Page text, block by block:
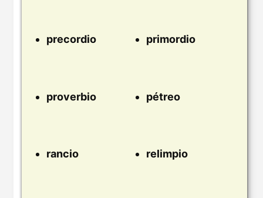
precordio primordio
proverbio pétreo
rancio relimpio